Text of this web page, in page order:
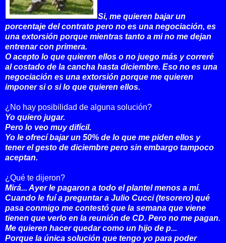
Si, me quieren bajar un
porcentaje del contrato pero no es una negociación, es
una extorsión porque mientras tanto a mi no me dejan
entrenar con primera.
O acepto lo que quieren ellos o no juego más y correré
al costado de la cancha hasta diciembre. Eso no es una
negociación es una extorsión porque me quieren
imponer si o si lo que quieren ellos.
¿No hay posibilidad de alguna solución?
Yo quiero jugar.
Pero lo veo muy difícil.
Yo le ofrecí bajar un 50% de lo que me piden ellos y
tener el gesto de diciembre pero sin embargo tampoco
aceptan.
¿Qué te dijeron?
Mirá... Ayer le pagaron a todo el plantel menos a mí.
Cuando le fuí a preguntar a Julio Cucci (tesorero) qué
pasa conmigo me contestó que la semana que viene
tienen que verlo en la reunión de CD. Pero no me pagan.
Me quieren hacer quedar como un hijo de p...
Porque la única solución que tengo yo para poder